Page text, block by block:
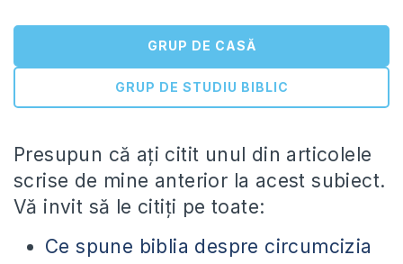
GRUP DE CASĂ
GRUP DE STUDIU BIBLIC
Presupun că aţi citit unul din articolele
scrise de mine anterior la acest subiect.
Vă invit să le citiţi pe toate:
Ce spune biblia despre circumcizia